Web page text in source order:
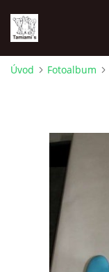
NAŠI ŠAMPIÓNI
Úvod Fotoalbum